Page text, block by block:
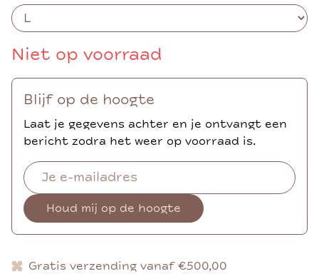
Niet op voorraad
Blijf op de hoogte
Laat je gegevens achter en je ontvangt een
bericht zodra het weer op voorraad is.
Houd mij op de hoogte
Gratis verzending vanaf €500,00